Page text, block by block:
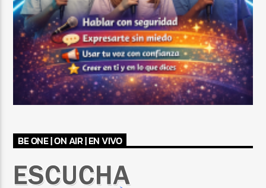
BE ONE | ON AIR | EN VIVO